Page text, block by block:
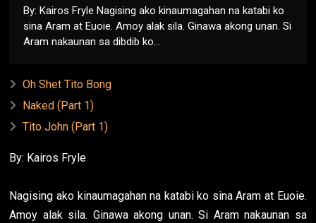
By: Kairos Fryle Nagising ako kinaumagahan na katabi ko
sina Aram at Euoie. Amoy alak sila. Ginawa akong unan. Si
Aram nakaunan sa dibdib ko...
Oh Shet Tito Bong
Naked (Part 1)
Tito John (Part 1)
By: Kairos Fryle
Nagising ako kinaumagahan na katabi ko sina Aram at Euoie.
Amoy alak sila. Ginawa akong unan. Si Aram nakaunan sa